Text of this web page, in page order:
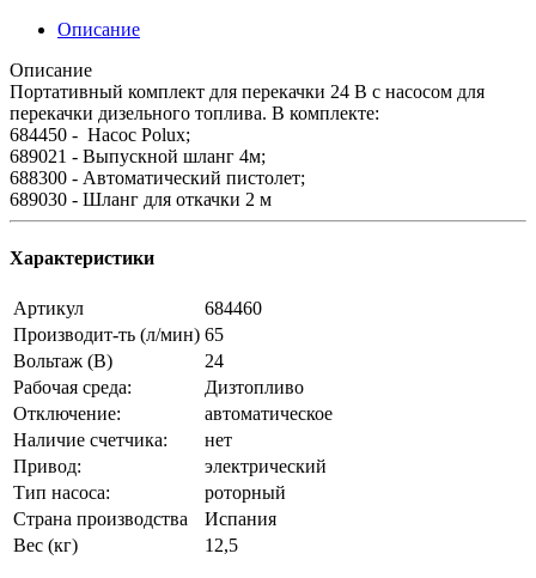
Описание
Описание
Портативный комплект для перекачки 24 В с насосом для
перекачки дизельного топлива. В комплекте:
684450 - Насос Polux;
689021 - Выпускной шланг 4м;
688300 - Автоматический пистолет;
689030 - Шланг для откачки 2 м
Характеристики
Артикул
684460
Производит-ть (л/мин) 65
Вольтаж (В)
24
Рабочая среда:
Дизтопливо
Отключение:
автоматическое
Наличие счетчика:
нет
Привод:
электрический
Тип насоса:
роторный
Страна производства
Испания
Вес (кг)
12,5